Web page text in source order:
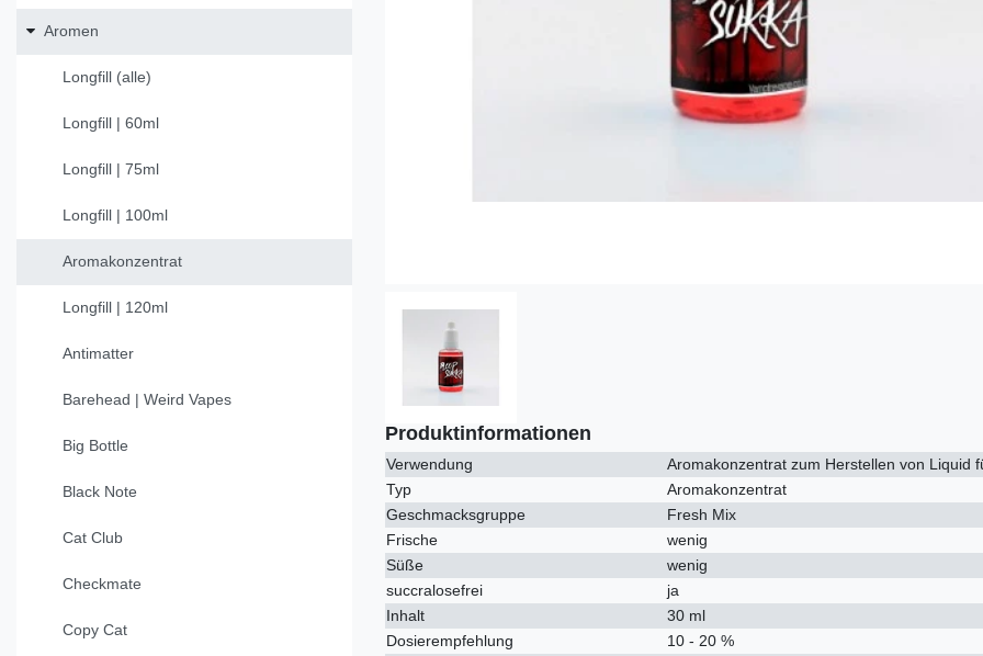
Aromen
Longfill (alle)
Longfill | 60ml
Longfill | 75ml
Longfill | 100ml
Aromakonzentrat
Longfill | 120ml
Antimatter
Barehead | Weird Vapes
Big Bottle
Black Note
Cat Club
Checkmate
Copy Cat
Produktinformationen
Verwendung
Aromakonzentrat zum Herstellen von Liquid
Typ
Aromakonzentrat
Geschmacksgruppe
Fresh Mix
Frische
wenig
Süße
wenig
succralosefrei
ja
Inhalt
30 ml
Dosierempfehlung
10 - 20 %